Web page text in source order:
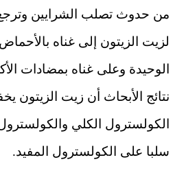
من حدوث تصلب الشرايين وترجع
لزيت الزيتون إلى غناه
الوحيدة وعلى غناه بمضادات
نتائج الأبحاث أن زيت
الكولسترول الكلي
سلبا على الكولسترول المفيد.